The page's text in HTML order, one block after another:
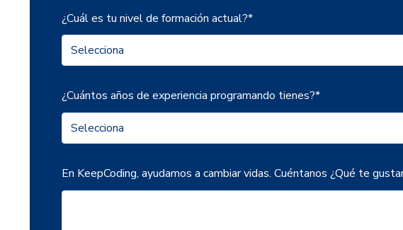
¿Cuál es tu nivel de formación actual?*
¿Cuántos años de experiencia programando tienes?*
En KeepCoding, ayudamos a cambiar vidas. Cuéntanos ¿Qué te